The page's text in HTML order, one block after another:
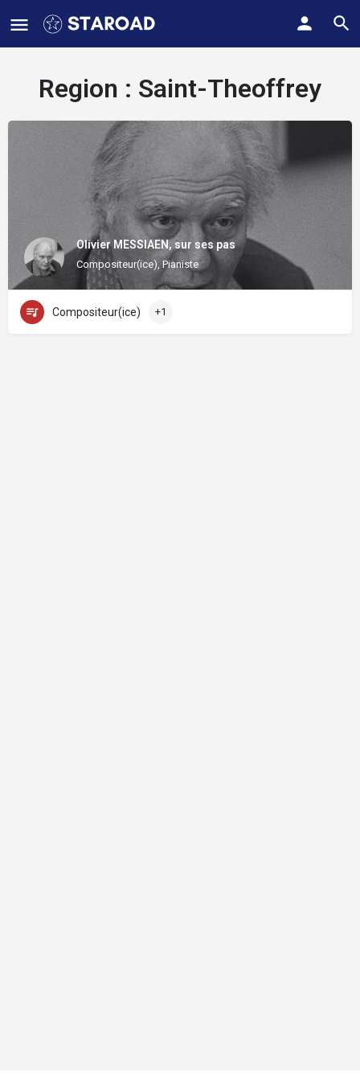
Region : Saint-Theoffrey
Olivier MESSIAEN, sur ses pas
Compositeur(ice), Pianiste
Compositeur(ice) +1